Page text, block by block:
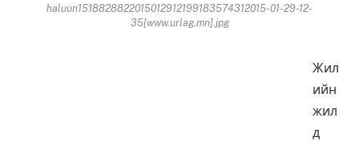
haluun1518828822015012912199183574312015-01-29-12-
35[www.urlag.mn].jpg
Жил
ийн
жил
д